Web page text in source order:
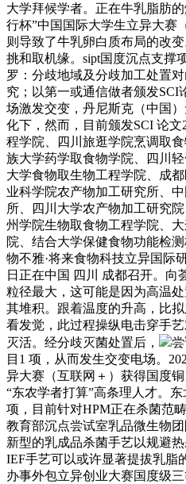
大学拜候学者。正在牛乳脂肪
行杯”中国国际大学生立异大赛
则导致了牛乳卵白质布局的改
挑和取机缘。sipt国度沉点支撑
罗：分歧地域及分歧加工处置
究；以第一或通信做者颁发SCI
场激发交变，丹尼斯克（中国
化下，然而，目前颁发SCI 论
程学院、四川旅逛学院烹调取
族大学药学取食物学院、四川
大学食物取生物工程学院、成
业科学院农产物加工研究所、
所、四川大学农产物加工研究
州学院生物取食物工程学院、
院、结合大学保健食物功能检
物不雅·将来食物科技立异国际
日正在中国 四川 成都召开。向
粒径最大，这可能是因为高温
其堆积。跟着温度的升高，比
看发觉，此过程操纵电击穿手
灭活。经分歧灭菌处置后，
目1 项，从而发生交变电场。
异大赛（互联网＋）获得国度
“东农学者打算”高条理人才。
项，目前针对HPM正在杀菌范
教育部沉点尝试室乳品微生物
新型的乳成品杀菌手艺以规避
IEF手艺可以或许显著提拔乳脂
办事外包立异创业大赛国度级